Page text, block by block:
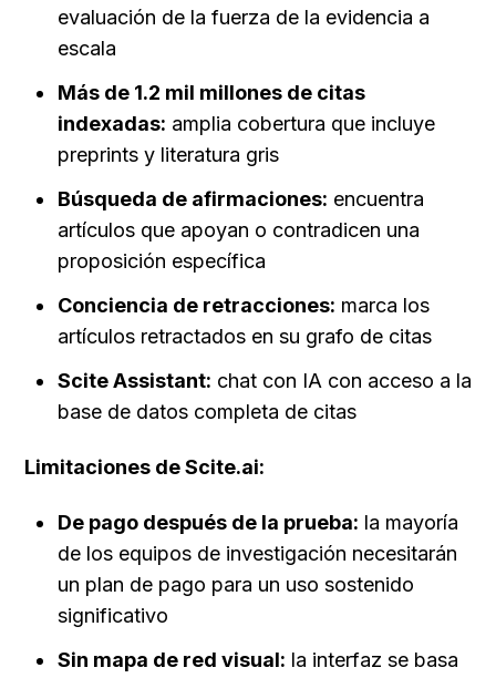
evaluación de la fuerza de la evidencia a
escala
Más de 1.2 mil millones de citas
indexadas: amplia cobertura que incluye
preprints y literatura gris
Búsqueda de afirmaciones: encuentra
artículos que apoyan o contradicen una
proposición específica
Conciencia de retracciones: marca los
artículos retractados en su grafo de citas
Scite Assistant: chat con IA con acceso a la
base de datos completa de citas
Limitaciones de Scite.ai:
De pago después de la prueba: la mayoría
de los equipos de investigación necesitarán
un plan de pago para un uso sostenido
significativo
Sin mapa de red visual: la interfaz se basa